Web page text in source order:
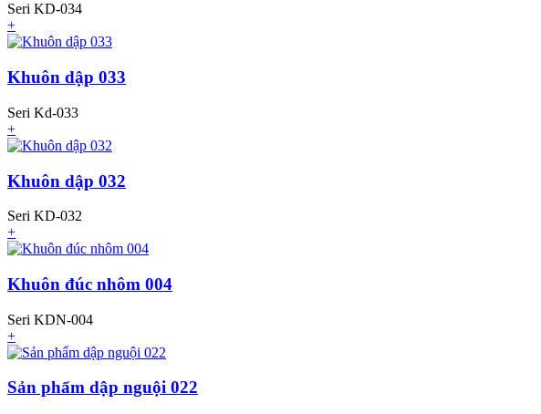
Seri KD-034
+
Khuôn dập 033
Seri Kd-033
+
Khuôn dập 032
Seri KD-032
+
Khuôn đúc nhôm 004
Seri KDN-004
+
Sản phẩm dập nguội 022